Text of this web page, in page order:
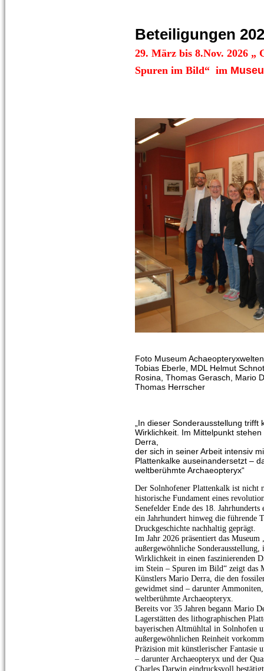
Beteiligungen
29. März bis 8.Nov. 2026 „
Spuren im Bild“ im
Foto Museum
Tobias Eberle, MDL Helmut
Rosina, Thomas Gerasch, Mario
Thomas Herrscher
„In dieser Sonderausstellung
Wirklichkeit. Im Mittelpunkt
Derra,
der sich in seiner Arbeit intensiv
Plattenkalke auseinandersetzt –
weltberühmte Archaeopteryx“
Der Solnhofener Plattenkalk ist nicht
historische Fundament eines
Senefelder Ende des 18.
ein Jahrhundert hinweg die führende
Druckgeschichte nachhaltig geprägt.
Im Jahr 2026 präsentiert das
außergewöhnliche
Wirklichkeit in einen faszinierenden
im Stein – Spuren im Bild“ zeigt das
Künstlers Mario Derra, die den
gewidmet sind – darunter
weltberühmte Archaeopteryx.
Bereits vor 35 Jahren begann Mario
Lagerstätten des lithographischen
bayerischen Altmühltal in Solnhofen
außergewöhnlichen Reinheit
Präzision mit künstlerischer Fantasie
– darunter Archaeopteryx und der
Charles Darwin eindrucksvoll